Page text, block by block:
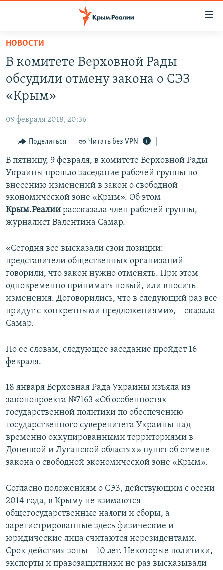
Вернуться
основному
содержанию
Вернутся
главной
навигации
Вернутся
поиску
СПЕЦПРОЕКТЫ
ГРУЗ 200
11 ЛЕТ ОККУПАЦИИ КРЫМА. 11 ИСТОРИЙ СОПРОТИВЛЕНИЯ
ВОДА
ЕЩЕ
ИНТЕРАКТИВ
ИНФОГРАФИКА
ТЕЛЕПРОЕКТ КРЫМ.РЕАЛИИ
СОВЕТЫ ПРАВОЗАЩИТНИКОВ
ПРОПАВШИЕ БЕЗ ВЕСТИ
КРЫМ.НЕПОКОРЕННЫЙ
УКРАИНСКАЯ ПРОБЛЕМА КРЫМА
РАДІО СВОБОДА
КАК ОБОЙТИ БЛОКИРОВКУ
Українською
Qırımtatar
Все сайты RFE/RL
НОВОСТИ
В комитете Верховной Рады
обсудили отмену закона о СЭЗ
«Крым»
09 февраля 2018, 20:36
Поделиться Читать без VPN
В пятницу, 9 февраля, в комитете Верховной Рады
Украины прошло заседание рабочей группы по
внесению изменений в закон о свободной
экономической зоне «Крым». Об этом
Крым.Реалии рассказала член рабочей группы,
журналист Валентина Самар.
«Сегодня все высказали свои позиции:
представители общественных организаций
говорили, что закон нужно отменять. При этом
одновременно принимать новый, или вносить
изменения. Договорились, что в следующий раз все
придут с конкретными предложениями», – сказала
Самар.
По ее словам, следующее заседание пройдет 16
февраля.
18 января Верховная Рада Украины изъяла из
законопроекта №7163 «Об особенностях
государственной политики по обеспечению
государственного суверенитета Украины над
временно оккупированными территориями в
Донецкой и Луганской областях» пункт об отмене
закона о свободной экономической зоне «Крым».
Согласно положениям о СЭЗ, действующим с осени
2014 года, в Крыму не взимаются
общегосударственные налоги и сборы, а
зарегистрированные здесь физические и
юридические лица считаются нерезидентами.
Срок действия зоны – 10 лет. Некоторые политики,
эксперты и правозащитники не раз высказывали